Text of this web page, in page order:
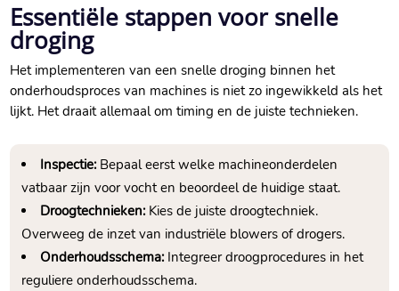
Essentiële stappen voor snelle
droging
Het implementeren van een snelle droging binnen het
onderhoudsproces van machines is niet zo ingewikkeld als het
lijkt.​ Het draait allemaal om timing en de juiste technieken.​
Inspectie:Bepaal eerst welke machineonderdelen
vatbaar zijn voor vocht en beoordeel de huidige staat.​
Droogtechnieken:Kies de juiste droogtechniek.​
Overweeg de inzet van industriële blowers of drogers.​
Onderhoudsschema:Integreer droogprocedures in het
reguliere onderhoudsschema.​